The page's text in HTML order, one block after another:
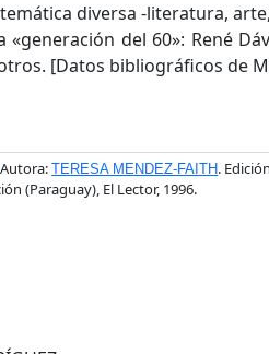
diversa -literatura,
del 60»: René
[Datos bibliográficos de
TERESA MENDEZ-FAITH.
(Paraguay), El Lector, 1996.